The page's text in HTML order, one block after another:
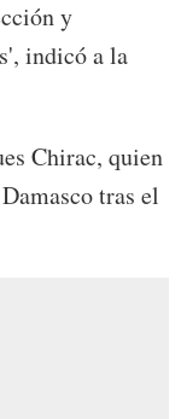
y
indicó a la
Chirac, quien
tras el